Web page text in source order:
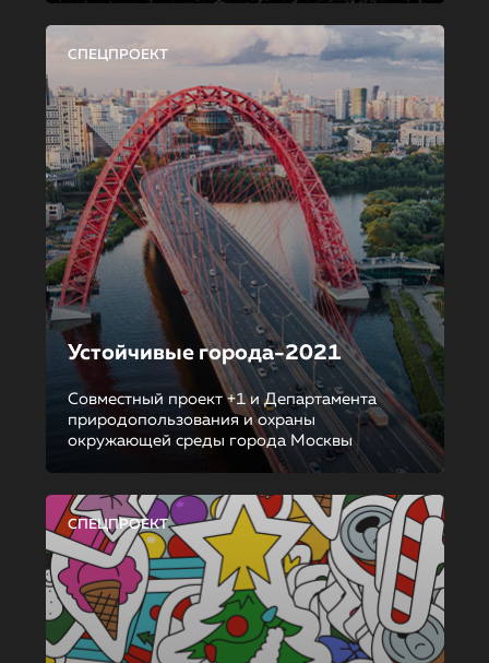
СПЕЦПРОЕКТ
Устойчивые города-2021
Совместный проект +1 и Департамента
природопользования и охраны
окружающей среды города Москвы
СПЕЦПРОЕКТ